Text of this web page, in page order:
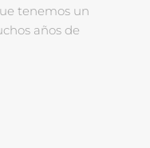
tenemos un
años de